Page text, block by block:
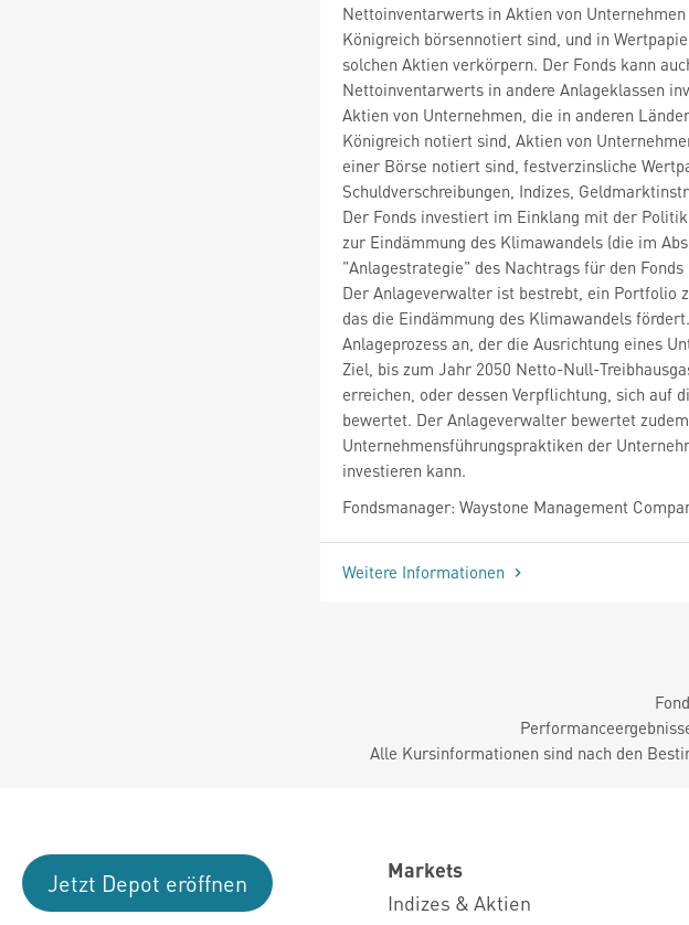
Nettoinventarwerts in Aktien von
Königreich börsennotiert sind, und in
solchen Aktien verkörpern. Der Fonds kann
Nettoinventarwerts in andere Anlageklassen
Aktien von Unternehmen, die in anderen
Königreich notiert sind, Aktien von
einer Börse notiert sind, festverzinsliche
Schuldverschreibungen, Indizes,
Der Fonds investiert im Einklang mit der
zur Eindämmung des Klimawandels (die im
"Anlagestrategie" des Nachtrags für den
Der Anlageverwalter ist bestrebt, ein Portfolio
das die Eindämmung des Klimawandels
Anlageprozess an, der die Ausrichtung eines
Ziel, bis zum Jahr 2050 Netto-Null-
erreichen, oder dessen Verpflichtung, sich auf
bewertet. Der Anlageverwalter bewertet
Unternehmensführungspraktiken der
investieren kann.
Fondsmanager: Waystone Management
Weitere Informationen
Alle Kursinformationen sind nach den
Jetzt Depot eröffnen
Markets
Indizes & Aktien